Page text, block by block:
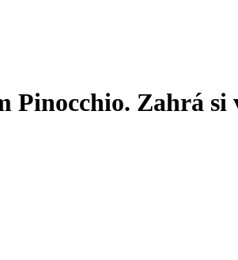
Zahrá